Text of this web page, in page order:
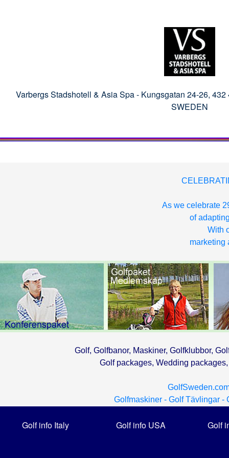
Varbergs Stadshotell & Asia Spa - Kungsgatan 24-26,
SWEDEN
As we celebrate
of
With
marketing
Golf, Golfbanor, Maskiner, Golfklubbor,
Golf packages, Wedding
Golfmaskiner - Golf Tävlingar -
Golf info Italy Golf info USA Golf